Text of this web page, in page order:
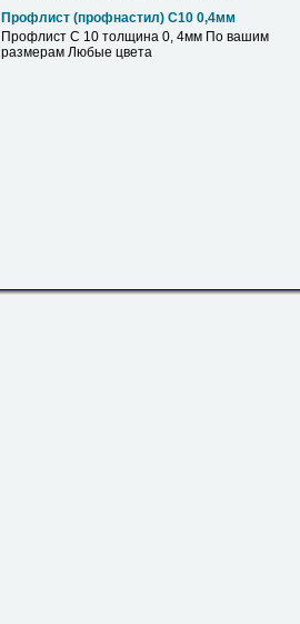
Профлист (профнастил) С10 0,4мм
Профлист С 10 толщина 0, 4мм По вашим
размерам Любые цвета